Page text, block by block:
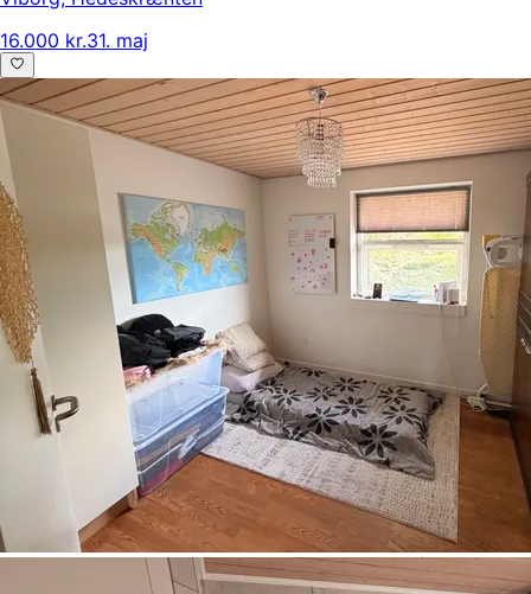
16.000 kr.31. maj